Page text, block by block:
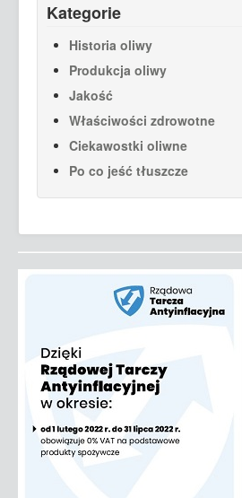
Kategorie
Historia oliwy
Produkcja oliwy
Jakość
Właściwości zdrowotne
Ciekawostki oliwne
Po co jeść tłuszcze